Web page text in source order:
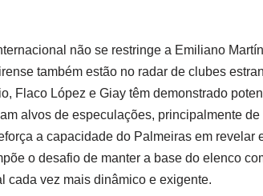
não se restringe a Emiliano
também estão no radar de clubes
Flaco López e Giay têm demonstrado
alvos de especulações, principalmente
a capacidade do Palmeiras em revelar
o desafio de manter a base do elenco
cada vez mais dinâmico e exigente.